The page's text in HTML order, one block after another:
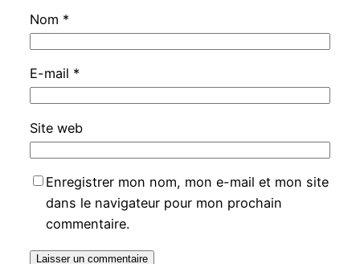
Nom *
E-mail *
Site web
Enregistrer mon nom, mon e-mail et mon site
dans le navigateur pour mon prochain
commentaire.